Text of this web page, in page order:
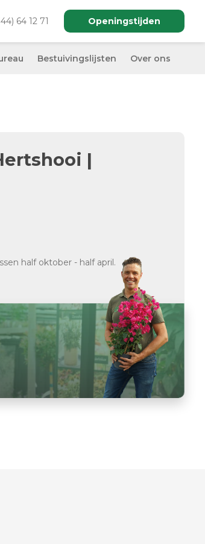
64 12 71 Openingstijden
Bestuivingslijsten Over ons
|
half oktober - half april.